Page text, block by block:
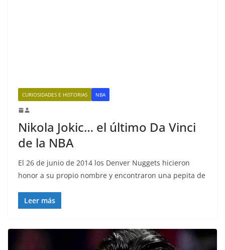
CURIOSIDADES E HISTORIAS NBA
Nikola Jokic… el último Da Vinci
de la NBA
El 26 de junio de 2014 los Denver Nuggets hicieron
honor a su propio nombre y encontraron una pepita de
Leer más